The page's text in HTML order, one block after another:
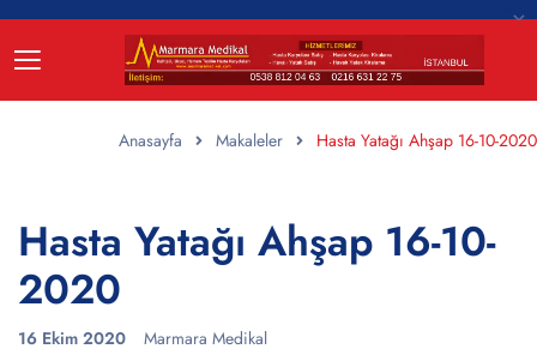
Anasayfa Makaleler Hasta Yatağı Ahşap 16-10-2020
Hasta Yatağı Ahşap 16-10-
2020
16 Ekim 2020 Marmara Medikal